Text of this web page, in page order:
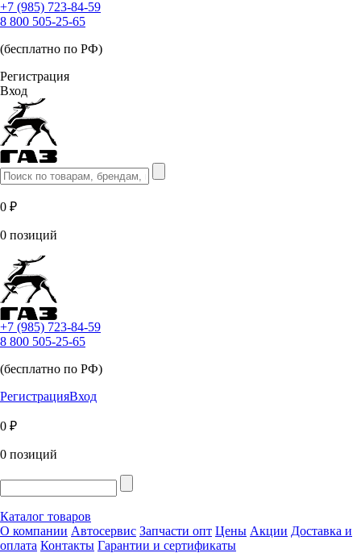
+7 (985) 723-84-59
8 800 505-25-65
(бесплатно по РФ)
Регистрация
Вход
0 ₽
0 позиций
+7 (985) 723-84-59
8 800 505-25-65
(бесплатно по РФ)
РегистрацияВход
0 ₽
0 позиций
Каталог товаров
О компании Автосервис Запчасти опт Цены Акции Доставка и
оплата Контакты Гарантии и сертификаты